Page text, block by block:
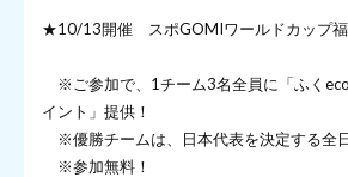
★10/13開催 スポGOMIワールドカップ
※ご参加で、1チーム3名全員に「ふく
イント」提供！
※優勝チームは、日本代表を決定する全
※参加無料！